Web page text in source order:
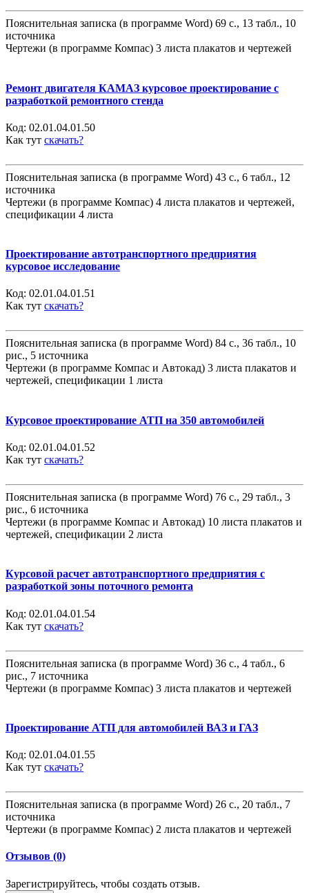
Пояснительная записка (в программе Word) 69 с., 13 табл., 10
источника
Чертежи (в программе Компас) 3 листа плакатов и чертежей
Ремонт двигателя КАМАЗ курсовое проектирование с
разработкой ремонтного стенда
Код: 02.01.04.01.50
Как тут скачать?
Пояснительная записка (в программе Word) 43 с., 6 табл., 12
источника
Чертежи (в программе Компас) 4 листа плакатов и чертежей,
спецификации 4 листа
Проектирование автотранспортного предприятия
курсовое исследование
Код: 02.01.04.01.51
Как тут скачать?
Пояснительная записка (в программе Word) 84 с., 36 табл., 10
рис., 5 источника
Чертежи (в программе Компас и Автокад) 3 листа плакатов и
чертежей, спецификации 1 листа
Курсовое проектирование АТП на 350 автомобилей
Код: 02.01.04.01.52
Как тут скачать?
Пояснительная записка (в программе Word) 76 с., 29 табл., 3
рис., 6 источника
Чертежи (в программе Компас и Автокад) 10 листа плакатов и
чертежей, спецификации 2 листа
Курсовой расчет автотранспортного предприятия с
разработкой зоны поточного ремонта
Код: 02.01.04.01.54
Как тут скачать?
Пояснительная записка (в программе Word) 36 с., 4 табл., 6
рис., 7 источника
Чертежи (в программе Компас) 3 листа плакатов и чертежей
Проектирование АТП для автомобилей ВАЗ и ГАЗ
Код: 02.01.04.01.55
Как тут скачать?
Пояснительная записка (в программе Word) 26 с., 20 табл., 7
источника
Чертежи (в программе Компас) 2 листа плакатов и чертежей
Отзывов (0)
Зарегистрируйтесь, чтобы создать отзыв.